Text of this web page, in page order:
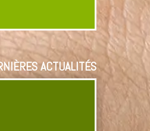
ACTUALITÉS